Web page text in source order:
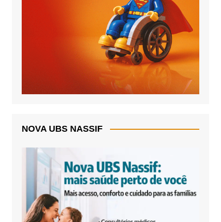
NOVA UBS NASSIF